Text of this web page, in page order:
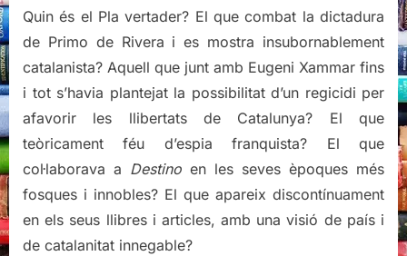
Quin és el Pla vertader? El que combat la dictadura
de Primo de Rivera i es mostra insubornablement
catalanista? Aquell que junt amb Eugeni Xammar fins
i tot s’havia plantejat la possibilitat d’un regicidi per
afavorir les llibertats de Catalunya? El que
teòricament féu d’espia franquista? El que
col·laborava a Destino en les seves èpoques més
fosques i innobles? El que apareix discontínuament
en els seus llibres i articles, amb una visió de país i
de catalanitat innegable?